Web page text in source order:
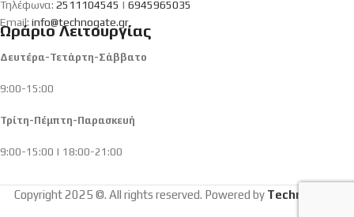
Τηλέφωνα: 2511104545 | 6945965035
Email: info@technogate.gr
Ωράριο Λειτουργίας
Δευτέρα-Τετάρτη-Σάββατο
9:00-15:00
Τρίτη-Πέμπτη-Παρασκευή
9:00-15:00 | 18:00-21:00
Copyright 2025 ©. All rights reserved. Powered by Technogate